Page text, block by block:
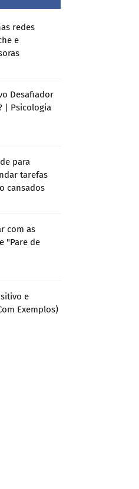
redes
e
Desafiador
| Psicologia
para
tarefas
cansados
com as
"Pare de
e
Exemplos)